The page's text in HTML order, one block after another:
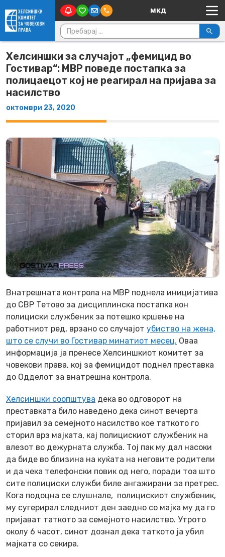
Skip to content Main Navigation
Пребарувај за:
Хелсиншки за случајот „фемицид во
Гостивар“: МВР поведе постапка за
полицаецот кој не реагирал на пријава за
насилство
октомври 23, 2020
Внатрешната контрола на МВР поднелa иницијатива
до СВР Тетово за дисциплинска постапка кон
полициски службеник за потешко кршење на
работниот ред, врзано со случајот убиство на жена,
што се случи во Гостивар минатиот месец. Оваа
информација ја пренесе Хелсиншкиот комитет за
човекови права, кој за фемицидот поднел преставка
до Одделот за внатрешна контрола.
Хелсиншки соопштува дека во одговорот на
преставката било наведено дека синот вечерта
пријавил за семејното насилство кое таткото го
сторил врз мајката, кај полицискиот службеник на
влезот во дежурната служба. Тој пак му дал насоки
да биде во близина на куќата на неговите родители
и да чека телефонски повик од него, поради тоа што
сите полициски служби биле ангажирани за претрес.
Кога подоцна се слушнале, полицискиот службеник,
му сугерирал следниот ден заедно со мајка му да го
пријават таткото за семејното насилство. Утрото
околу 6 часот, синот дознал дека таткото ја убил
мајката со секира.